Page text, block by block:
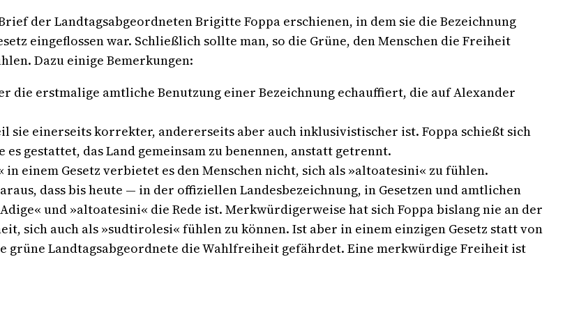
der Landtagsabgeordneten Brigitte Foppa erschienen, in dem sie die Bezeichnung
eingeflossen war. Schließlich sollte man, so die Grüne, den Menschen die Freiheit
Dazu einige Bemerkungen:
die erstmalige amtliche Benutzung einer Bezeichnung echauffiert, die auf Alexander
sie einerseits korrekter, andererseits aber auch inklusivistischer ist. Foppa schießt sich
gestattet, das Land gemeinsam zu benennen, anstatt getrennt.
einem Gesetz verbietet es den Menschen nicht, sich als »altoatesini« zu fühlen.
dass bis heute — in der offiziellen Landesbezeichnung, in Gesetzen und amtlichen
und »altoatesini« die Rede ist. Merkwürdigerweise hat sich Foppa bislang nie an der
sich auch als »sudtirolesi« fühlen zu können. Ist aber in einem einzigen Gesetz statt von
grüne Landtagsabgeordnete die Wahlfreiheit gefährdet. Eine merkwürdige Freiheit ist